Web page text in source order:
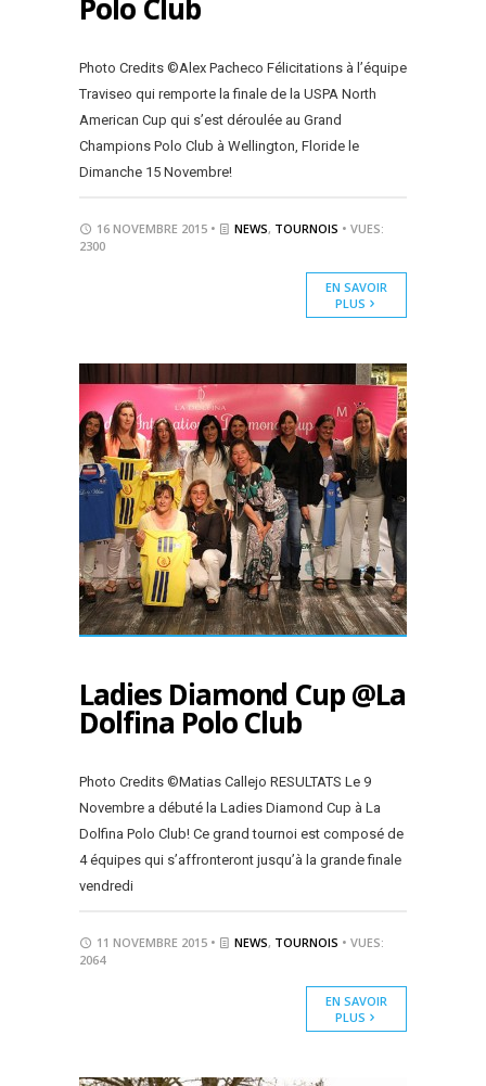
Polo Club
Photo Credits ©Alex Pacheco Félicitations à l’équipe
Traviseo qui remporte la finale de la USPA North
American Cup qui s’est déroulée au Grand
Champions Polo Club à Wellington, Floride le
Dimanche 15 Novembre!
16 NOVEMBRE 2015 • NEWS, TOURNOIS • VUES:
2300
EN SAVOIR
PLUS
Ladies Diamond Cup @La
Dolfina Polo Club
Photo Credits ©Matias Callejo RESULTATS Le 9
Novembre a débuté la Ladies Diamond Cup à La
Dolfina Polo Club! Ce grand tournoi est composé de
4 équipes qui s’affronteront jusqu’à la grande finale
vendredi
11 NOVEMBRE 2015 • NEWS, TOURNOIS • VUES:
2064
EN SAVOIR
PLUS